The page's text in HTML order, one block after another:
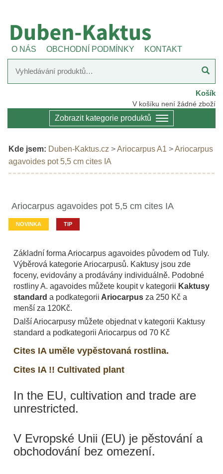
O NÁS OBCHODNÍ PODMÍNKY KONTAKT
Košík
V košíku není žádné zboží
Zobrazit kategorie produktů
Kde jsem: Duben-Kaktus.cz >Ariocarpus A1 >Ariocarpus
agavoides pot 5,5 cm cites IA
Ariocarpus agavoides pot 5,5 cm cites IA
NOVINKA TIP
Základní forma Ariocarpus agavoides původem od Tuly.
Výběrová kategorie Ariocarpusů. Kaktusy jsou zde
foceny, evidovány a prodávány individuálně. Podobné
rostliny A. agavoides můžete koupit v kategorii Kaktusy
standard a podkategorii Ariocarpus za 250 Kč a
menší za 120Kč.
Další Ariocarpusy můžete objednat v kategorii Kaktusy
standard a podkategorii Ariocarpus od 70 Kč
Cites IA uměle vypěstovaná rostlina.
Cites IA !! Cultivated plant
In the EU, cultivation and trade are
unrestricted.
V Evropské Unii (EU) je pěstování a
obchodování bez omezení.